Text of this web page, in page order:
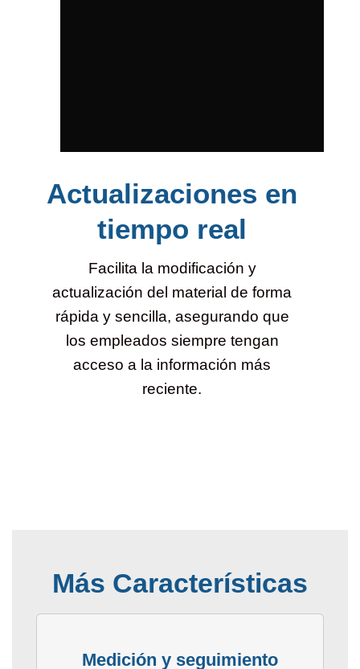
Actualizaciones en
tiempo real
Facilita la modificación y
actualización del material de forma
rápida y sencilla, asegurando que
los empleados siempre tengan
acceso a la información más
reciente.
Más Características
Medición y seguimiento